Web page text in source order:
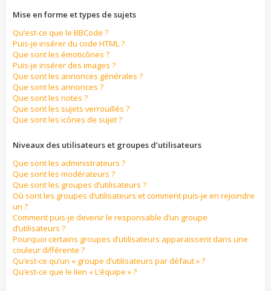
Mise en forme et types de sujets
Qu’est-ce que le BBCode ?
Puis-je insérer du code HTML ?
Que sont les émoticônes ?
Puis-je insérer des images ?
Que sont les annonces générales ?
Que sont les annonces ?
Que sont les notes ?
Que sont les sujets verrouillés ?
Que sont les icônes de sujet ?
Niveaux des utilisateurs et groupes d’utilisateurs
Que sont les administrateurs ?
Que sont les modérateurs ?
Que sont les groupes d’utilisateurs ?
Où sont les groupes d’utilisateurs et comment puis-je en rejoindre
un ?
Comment puis-je devenir le responsable d’un groupe
d’utilisateurs ?
Pourquoi certains groupes d’utilisateurs apparaissent dans une
couleur différente ?
Qu’est-ce qu’un « groupe d’utilisateurs par défaut » ?
Qu’est-ce que le lien « L’équipe » ?